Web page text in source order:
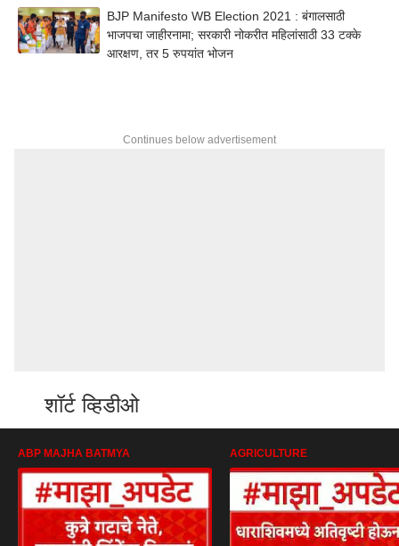
BJP Manifesto WB Election 2021 : बंगालसाठी
भाजपचा जाहीरनामा; सरकारी नोकरीत महिलांसाठी 33 टक्के
आरक्षण, तर 5 रुपयांत भोजन
Continues below advertisement
शॉर्ट व्हिडीओ
ABP MAJHA BATMYA AGRICULTURE